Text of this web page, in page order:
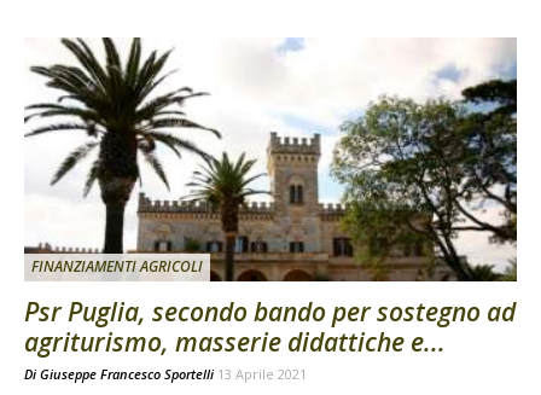
FINANZIAMENTI AGRICOLI
Psr Puglia, secondo bando per sostegno ad
agriturismo, masserie didattiche e...
Di Giuseppe Francesco Sportelli 13 Aprile 2021